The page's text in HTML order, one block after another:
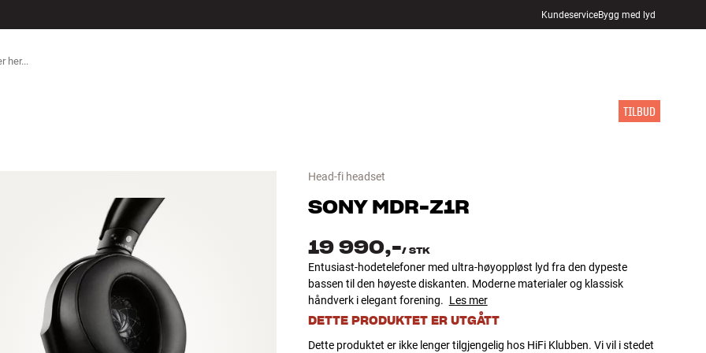
KundeserviceBygg med lyd
TILBUD
Head-fi headset
SONY MDR-Z1R
19 990,-/ STK
Entusiast-hodetelefoner med ultra-høyoppløst lyd fra den dypeste
bassen til den høyeste diskanten. Moderne materialer og klassisk
håndverk i elegant forening. Les mer
DETTE PRODUKTET ER UTGÅTT
Dette produktet er ikke lenger tilgjengelig hos HiFi Klubben. Vi vil i stedet